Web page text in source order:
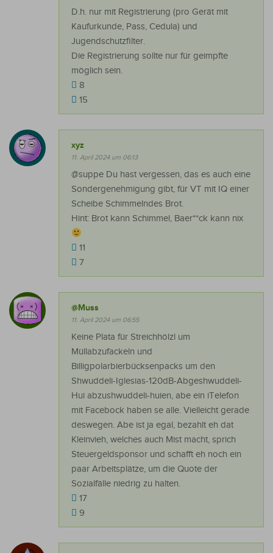
D.h. nur mit Registrierung (pro Gerät mit
Kaufurkunde, Pass, Cedula) und
Jugendschutzfilter.
Die Registrierung sollte nur für geimpfte
möglich sein.
8
15
xyz
11. April 2024 um 06:13
@suppe Du hast vergessen, das es auch eine
Sondergenehmigung gibt, für VT mit IQ einer
Scheibe Schimmelndes Brot.
Hint: Brot kann Schimmel, Baer**ck kann nix
11
7
@Muss
11. April 2024 um 06:55
Keine Plata für Streichhölzl um
Müllabzufackeln und
Billigpolarbierbücksenpacks um den
Shwuddeli-Iglesias-120dB-Abgeshwuddeli-
Hui abzushwuddeli-huien, abe ein iTelefon
mit Facebock haben se alle. Vielleicht gerade
deswegen. Abe ist ja egal, bezahlt eh dat
Kleinvieh, welches auch Mist macht, sprich
Steuergeldsponsor und schafft eh noch ein
paar Arbeitsplätze, um die Quote der
Sozialfälle niedrig zu halten.
17
9